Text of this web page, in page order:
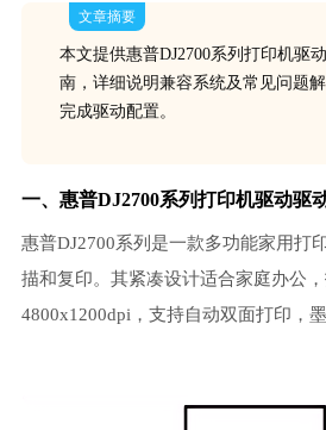
文章摘要
本文提供惠普DJ2700系列打印机驱
南，详细说明兼容系统及常见问题
完成驱动配置。
一、惠普DJ2700系列打印机驱动驱
惠普DJ2700系列是一款多功能家用打
描和复印。其紧凑设计适合家庭办公
4800x1200dpi，支持自动双面打印，